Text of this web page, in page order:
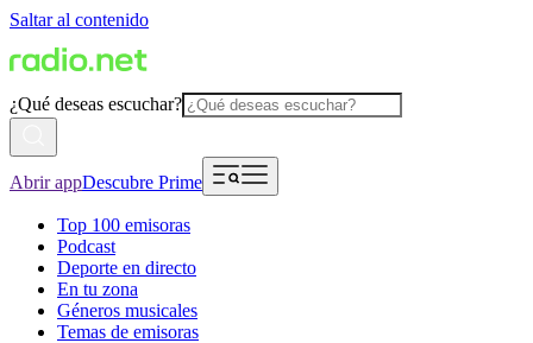
Saltar al contenido
¿Qué deseas escuchar?
Abrir appDescubre Prime
Top 100 emisoras
Podcast
Deporte en directo
En tu zona
Géneros musicales
Temas de emisoras